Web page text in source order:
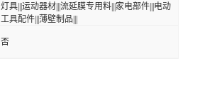
灯具|||运动器材|||流延膜专用料|||家电部件|||电动
工具配件|||薄壁制品|||
否